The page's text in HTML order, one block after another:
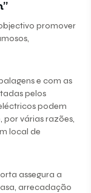
promover
e com as
pelos
podem
por várias razões,
local de
assegura a
arrecadação